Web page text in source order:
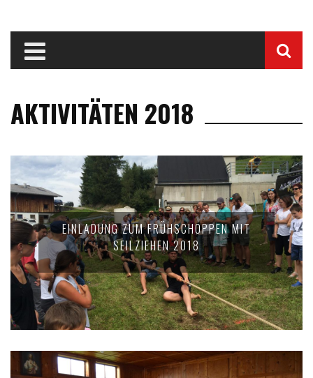
AKTIVITÄTEN 2018
EINLADUNG ZUM FRÜHSCHOPPEN MIT
SEILZIEHEN 2018